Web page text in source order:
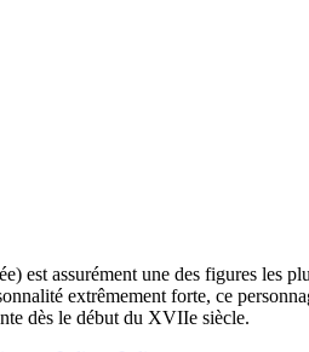
est assurément une des figures les
extrêmement forte, ce
dès le début du XVIIe siècle.